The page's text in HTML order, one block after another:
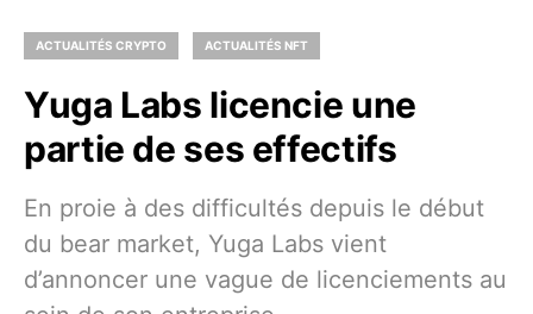
ACTUALITÉS CRYPTO ACTUALITÉS NFT
Yuga Labs licencie une
partie de ses effectifs
En proie à des difficultés depuis le début
du bear market, Yuga Labs vient
d’annoncer une vague de licenciements au